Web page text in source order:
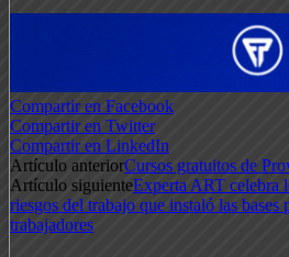
Compartir en Facebook
Compartir en Twitter
Compartir en LinkedIn
Artículo anteriorCursos gratuitos de
Artículo siguienteExperta ART celebra
riesgos del trabajo que instaló las bases
trabajadores